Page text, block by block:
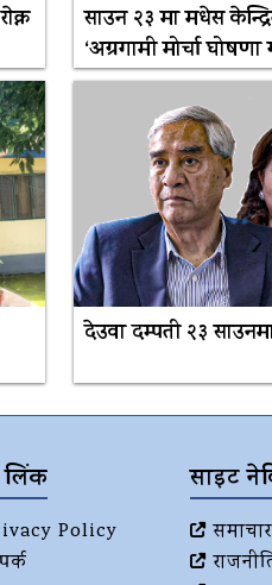
साउन २३ मा मधेस
‘अग्रगामी मोर्चा घोषणा
देउवा दम्पती २३
Policy
साइट
समाचार